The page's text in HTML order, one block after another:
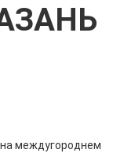
на междугороднем